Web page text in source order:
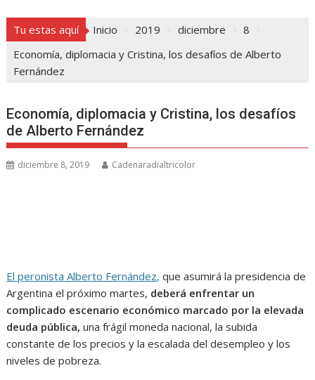
Tu estas aquí Inicio 2019 diciembre
8
Economía, diplomacia y Cristina, los desafíos de Alberto
Fernández
Economía, diplomacia y Cristina, los desafíos
de Alberto Fernández
diciembre 8, 2019 Cadenaradialtricolor
El peronista Alberto Fernández, que asumirá la presidencia de
Argentina el próximo martes, deberá enfrentar un
complicado escenario económico marcado por la elevada
deuda pública,una frágil moneda nacional, la subida
constante de los precios y la escalada del desempleo y los
niveles de pobreza.